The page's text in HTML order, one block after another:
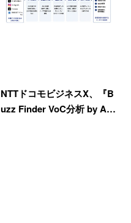
NTTドコモビジネスX、『B
uzz Finder VoC分析 by A…